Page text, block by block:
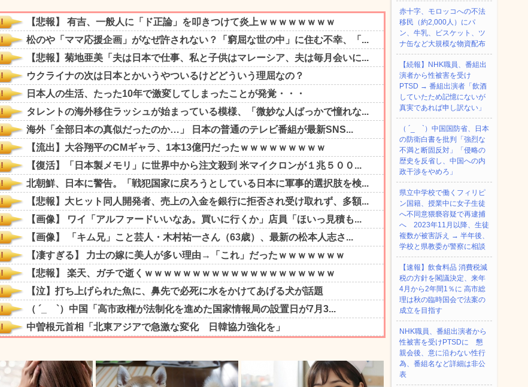
赤十字、モロッコへの不法
移民（約2,000人）にパ
ン、牛乳、ビスケット、ツ
ナ缶など大規模な物資配布
【続報】NHK職員、番組出
演者から性被害を受け
PTSD → 番組出演者「飲酒
していたため記憶にないが
真実であれば申し訳ない」
（ ´_ゝ`）中国国防省、日本
の防衛白書を批判「強烈な
不満と断固反対」「侵略の
歴史を反省し、中国への内
政干渉をやめろ」
県立中学校で働くフィリピ
ン国籍、授業中に女子生徒
へ不同意猥褻容疑で再逮捕
へ 2023年11月以降、生徒
複数が被害訴え → 半年後、
学校と県教委が警察に相談
【速報】飲食料品 消費税減
税の方針を閣議決定、来年
4月から2年間1％に 高市総
理は秋の臨時国会で法案の
成立を目指す
NHK職員、番組出演者から
性被害を受けPTSDに 懇
親会後、意に沿わない性行
為、番組名など詳細は非公
表